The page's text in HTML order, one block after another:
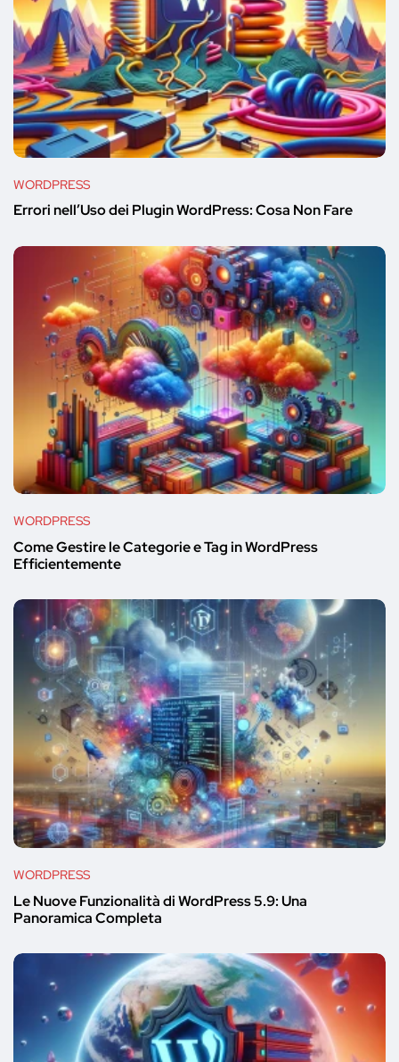
WORDPRESS
Errori nell’Uso dei Plugin WordPress: Cosa Non Fare
WORDPRESS
Come Gestire le Categorie e Tag in WordPress
Efficientemente
WORDPRESS
Le Nuove Funzionalità di WordPress 5.9: Una
Panoramica Completa